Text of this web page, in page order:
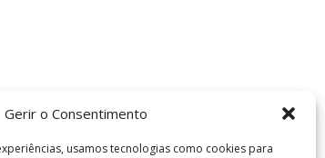
Gerir o Consentimento
usamos tecnologias como cookies para